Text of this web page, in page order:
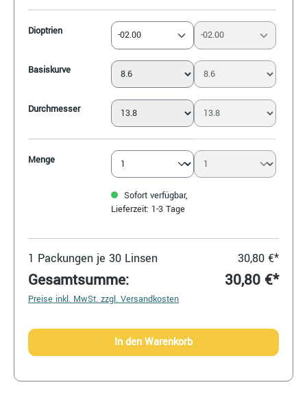
Dioptrien
Basiskurve
Durchmesser
Menge
-02.00
Sofort verfügbar,
Lieferzeit: 1-3 Tage
-02.00
1 Packungen je 30 Linsen 30,80 €*
Gesamtsumme: 30,80 €*
Preise inkl. MwSt. zzgl. Versandkosten
In den Warenkorb